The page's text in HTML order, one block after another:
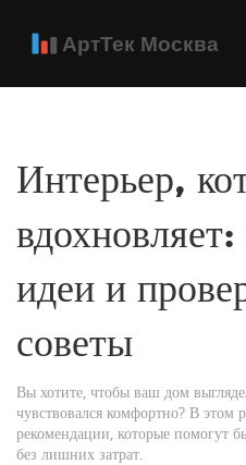
Интерьер,
идеи и
советы
Вы хотите, чтобы ваш дом
чувствовался комфортно? В этом
рекомендации, которые помогут
без лишних затрат.